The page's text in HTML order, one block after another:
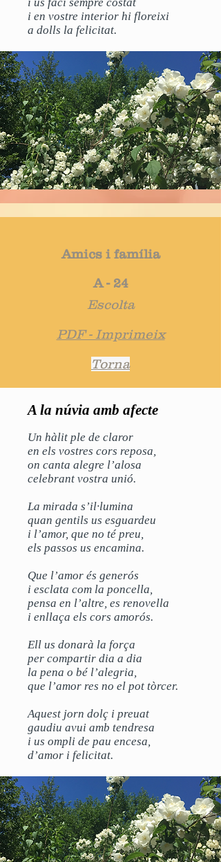
i en vostre interior hi floreixi
a dolls la felicitat.
Amics i família
A - 24
Escolta
PDF - Imprimeix
Torna
A la núvia amb afecte
Un hàlit ple de claror
en els vostres cors reposa,
on canta alegre l’alosa
celebrant vostra unió.
La mirada s’il·lumina
quan gentils us esguardeu
i l’amor, que no té preu,
els passos us encamina.
Que l’amor és generós
i esclata com la poncella,
pensa en l’altre, es renovella
i enllaça els cors amorós.
Ell us donarà la força
per compartir dia a dia
la pena o bé l’alegria,
que l’amor res no el pot tòrcer.
Aquest jorn dolç i preuat
gaudiu avui amb tendresa
i us ompli de pau encesa,
d’amor i felicitat.